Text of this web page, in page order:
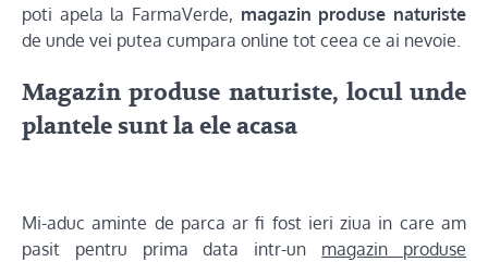
poti apela la FarmaVerde, magazin produse naturiste
de unde vei putea cumpara online tot ceea ce ai nevoie.
Magazin produse naturiste, locul unde
plantele sunt la ele acasa
Mi-aduc aminte de parca ar fi fost ieri ziua in care am
pasit pentru prima data intr-un magazin produse